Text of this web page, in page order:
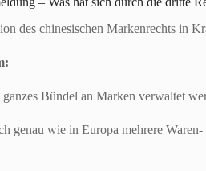
des chinesischen Markenrechts in
Bündel an Marken verwaltet
genau wie in Europa mehrere